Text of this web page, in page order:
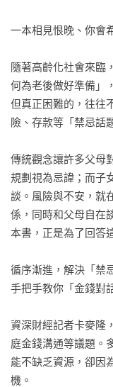
一本相見恨晚、你會
隨著高齡化社會來臨
何為老後做好準備」
但真正困難的，往往
險、存款等「禁忌話
傳統觀念讓許多父母
規劃視為忌諱；而子
談。風險與不安，就
係，同時和父母自在
本書，正是為了回答
循序漸進，解決「禁
手把手教你「金錢對
資深財經記者卡麥隆
庭金錢溝通等議題。
能不缺乏資源，卻因
機。